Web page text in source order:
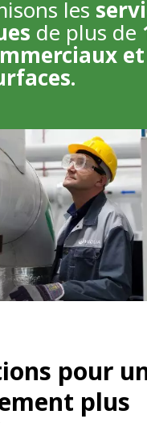
les
de plus de
et
pour
plus